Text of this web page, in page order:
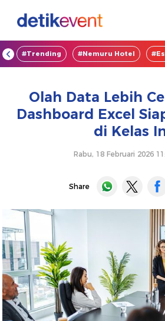
#Trending #Nemuru Hotel
Olah Data Lebih
Dashboard Excel
di Kelas
Rabu, 18 Februari 2026
Share